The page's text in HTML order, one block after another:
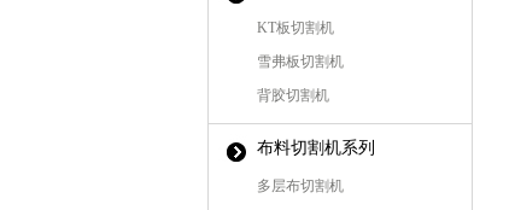
KT板切割机
雪弗板切割机
背胶切割机
布料切割机系列
多层布切割机